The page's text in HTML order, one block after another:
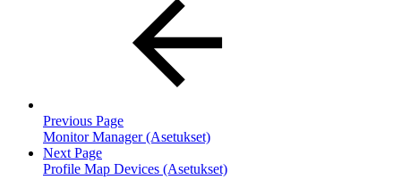
Previous Page
Monitor Manager (Asetukset)
Next Page
Profile Map Devices (Asetukset)